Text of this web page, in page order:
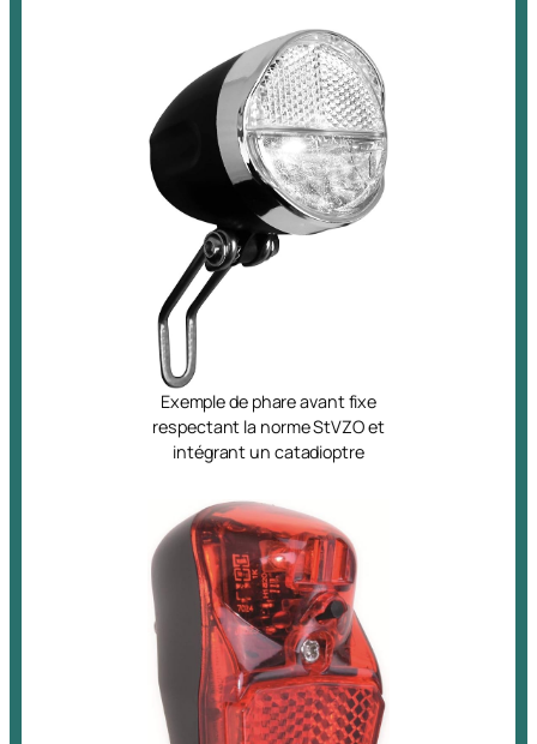
Exemple de phare avant fixe
respectant la norme StVZO et
intégrant un catadioptre